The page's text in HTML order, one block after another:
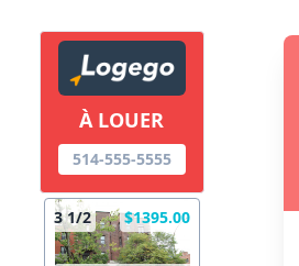
À LOUER
514-555-5555
3 1/2 $1395.00